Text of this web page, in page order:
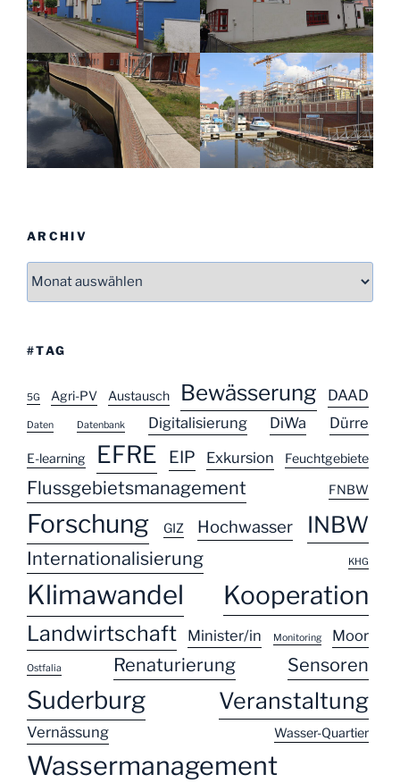
ARCHIV
Archiv
#TAG
5G Agri-PV Austausch Bewässerung DAAD
Daten Datenbank Digitalisierung DiWa Dürre
E-learning EFRE EIP Exkursion Feuchtgebiete
Flussgebietsmanagement FNBW
Forschung GIZ Hochwasser INBW
Internationalisierung KHG
Klimawandel Kooperation
Landwirtschaft Minister/in Monitoring Moor
Ostfalia Renaturierung Sensoren
Suderburg Veranstaltung
Vernässung Wasser-Quartier
Wassermanagement